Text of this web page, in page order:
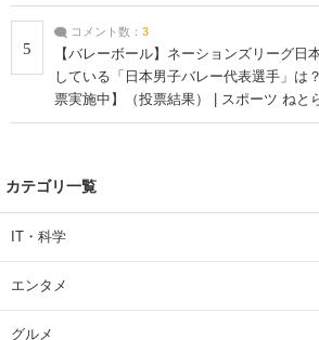
5
コメント数： 3
【バレーボール】ネーションズリーグ日
している「日本男子バレー代表選手」は
票実施中】（投票結果） | スポーツ ねと
カテゴリ一覧
IT・科学
エンタメ
グルメ